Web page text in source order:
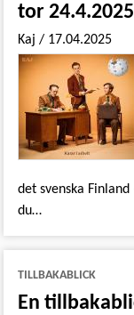
tor
Kaj/ 17.04.2025
det svenska
du…
TILLBAKABLICK
En